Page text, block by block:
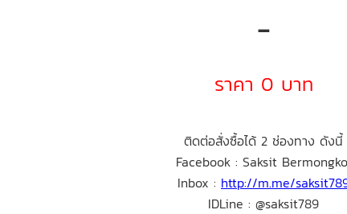
-
ราคา 0 บาท
ติดต่อสั่งซื้อได้ 2 ช่องทาง ดังนี้
Facebook : Saksit
Inbox : http://m.me/
IDLine : @saksit789